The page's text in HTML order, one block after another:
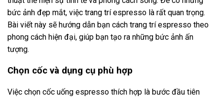
bức ảnh đẹp mắt, việc trang trí espresso là rất quan trọng.
Bài viết này sẽ hướng dẫn bạn cách trang trí espresso theo
phong cách hiện đại, giúp bạn tạo ra những bức ảnh ấn
tượng.
Chọn cốc và dụng cụ phù hợp
Việc chọn cốc uống espresso thích hợp là bước đầu tiên